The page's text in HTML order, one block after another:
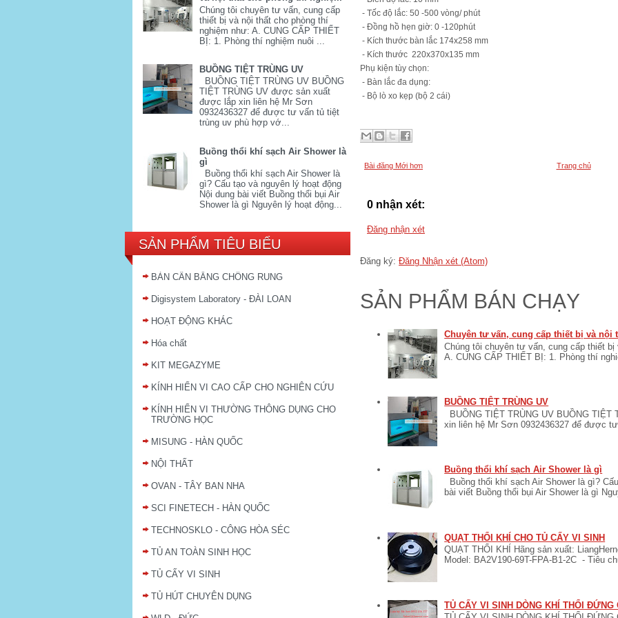
Chúng tôi chuyên tư vấn, cung cấp
thiết bị và nội thất cho phòng thí
nghiệm như: A. CUNG CẤP THIẾT
BỊ: 1. Phòng thí nghiệm nuôi ...
BUỒNG TIỆT TRÙNG UV
BUỒNG TIỆT TRÙNG UV BUỒNG
TIỆT TRÙNG UV được sản xuất
được lắp xin liên hệ Mr Sơn
0932436327 để được tư vấn tủ tiệt
trùng uv phù hợp vớ...
Buồng thổi khí sạch Air Shower là
gì
Buồng thổi khí sạch Air Shower là
gì? Cấu tạo và nguyên lý hoạt động
Nội dung bài viết Buồng thổi bụi Air
Shower là gì Nguyên lý hoạt động...
SẢN PHẨM TIÊU BIỂU
BÀN CÂN BẰNG CHỐNG RUNG
Digisystem Laboratory - ĐÀI LOAN
HOẠT ĐỘNG KHÁC
Hóa chất
KIT MEGAZYME
KÍNH HIỂN VI CAO CẤP CHO NGHIÊN CỨU
KÍNH HIỂN VI THƯỜNG THÔNG DỤNG CHO
TRƯỜNG HỌC
MISUNG - HÀN QUỐC
NỘI THẤT
OVAN - TÂY BAN NHA
SCI FINETECH - HÀN QUỐC
TECHNOSKLO - CÔNG HÒA SÉC
TỦ AN TOÀN SINH HỌC
TỦ CẤY VI SINH
TỦ HÚT CHUYÊN DỤNG
- Tốc độ lắc: 50 -500 vòng/ phút
- Đồng hồ hẹn giờ: 0 -120phút
- Kích thước bàn lắc 174x258 mm
- Kích thước 220x370x135 mm
Phụ kiện tùy chọn:
- Bàn lắc đa dụng:
- Bộ lò xo kẹp (bộ 2 cái)
Bài đăng Mới hơn Trang chủ
0 nhận xét:
Đăng nhận xét
Đăng ký: Đăng Nhận xét (Atom)
SẢN PHẨM BÁN CHẠY
Chuyên tư vấn, cung cấp thiết bị và nội
Chúng tôi chuyên tư vấn, cung cấp thiết
A. CUNG CẤP THIẾT BỊ: 1. Phòng thí
BUỒNG TIỆT TRÙNG UV
BUỒNG TIỆT TRÙNG UV BUỒNG
xin liên hệ Mr Sơn 0932436327 để được
Buồng thổi khí sạch Air Shower là gì
Buồng thổi khí sạch Air Shower là gì?
bài viết Buồng thổi bụi Air Shower là gì
QUẠT THỔI KHÍ CHO TỦ CẤY VI SINH
QUẠT THỔI KHÍ Hãng sản xuất:
Model: BA2V190-69T-FPA-B1-2C - Tiêu
TỦ CẤY VI SINH DÒNG KHÍ THỔI ĐỨNG